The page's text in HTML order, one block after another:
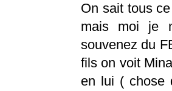
On sait tous
mais moi je
souvenez du
fils on voit
en lui ( chose